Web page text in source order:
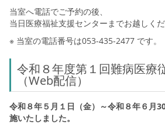
当室へ電話でご予約の後、
当日医療福祉支援センターまでお越しくだ
※ 当室の電話番号は053-435-2477 です。
令和８年度第１回難病医療
（Web配信）
令和８年５月１日（金）～令和８年６月
施いたしました。